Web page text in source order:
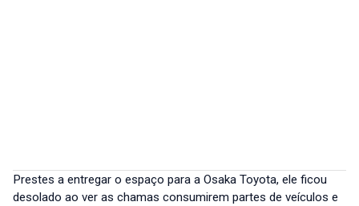
Prestes a entregar o espaço para a Osaka Toyota, ele ficou
desolado ao ver as chamas consumirem partes de veículos e